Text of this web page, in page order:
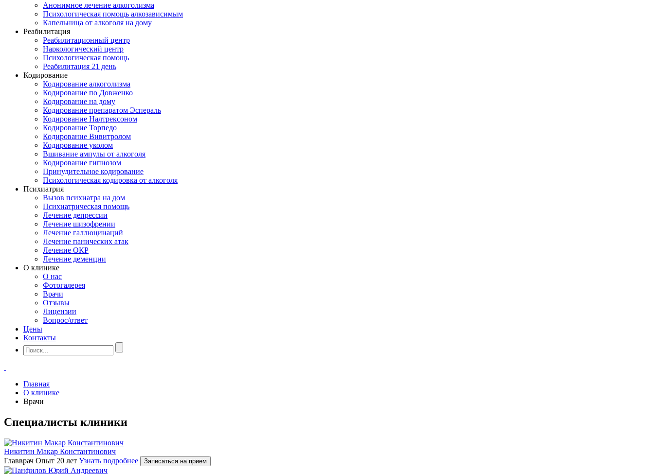
Анонимное лечение алкоголизма
Психологическая помощь алкозависимым
Капельница от алкоголя на дому
Реабилитация
Реабилитационный центр
Наркологический центр
Психологическая помощь
Реабилитация 21 день
Кодирование
Кодирование алкоголизма
Кодирование по Довженко
Кодирование на дому
Кодирование препаратом Эспераль
Кодирование Налтрексоном
Кодирование Торпедо
Кодирование Вивитролом
Кодирование уколом
Вшивание ампулы от алкоголя
Кодирование гипнозом
Принудительное кодирование
Психологическая кодировка от алкоголя
Психиатрия
Вызов психиатра на дом
Психиатрическая помощь
Лечение депрессии
Лечение шизофрении
Лечение галлюцинаций
Лечение панических атак
Лечение ОКР
Лечение деменции
О клинике
О нас
Фотогалерея
Врачи
Отзывы
Лицензии
Вопрос/ответ
Цены
Контакты
Главная
О клинике
Врачи
Специалисты клиники
Никитин Макар Константинович
Главврач Опыт 20 лет Узнать подробнее Записаться на прием